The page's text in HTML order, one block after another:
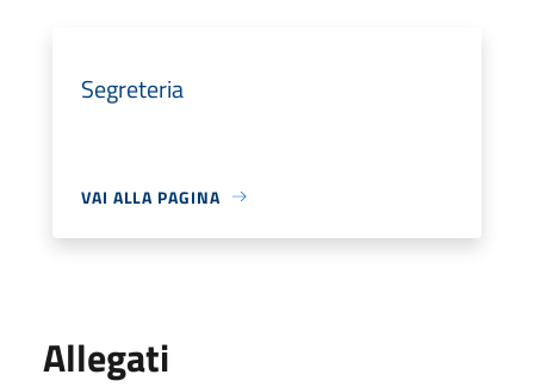
Segreteria
VAI ALLA PAGINA
Allegati